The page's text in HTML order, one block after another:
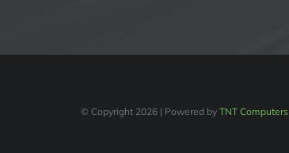
© Copyright 2026 | Powered by TNT Computers